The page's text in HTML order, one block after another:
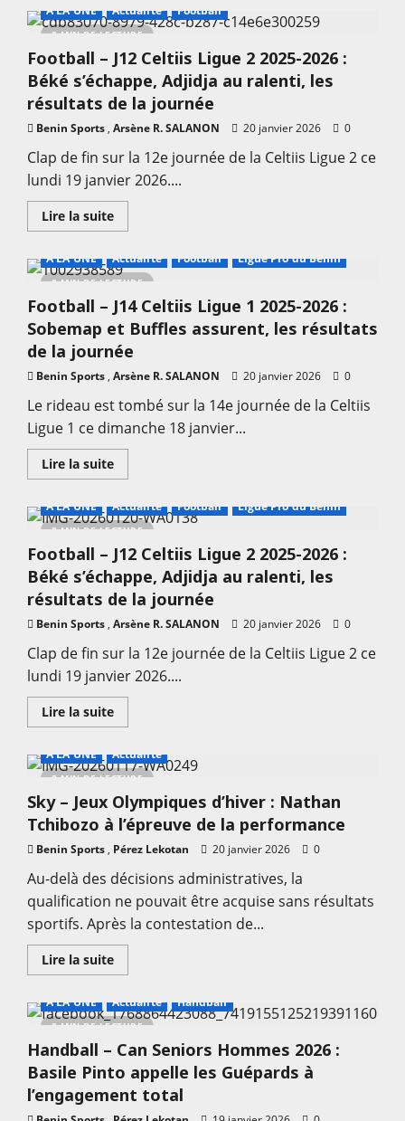
Basketball
–
:
Arnaud
Dègla
de
retour;
toutes
les
des
membres
des
fédérales
et
des
–
Saison
2026
2 MIN DE LECTURE
A LA UNE Actualité Football
Football – J12 Celtiis Ligue 2 2025-2026 :
Béké s’échappe, Adjidja au ralenti, les
résultats de la journée
Benin Sports , Arsène R. SALANON 20 janvier 2026 0
Clap de fin sur la 12e journée de la Celtiis Ligue 2 ce
lundi 19 janvier 2026....
Lire la suiteEn
savoir
Football
–
Celtiis
Ligue
2
2025-
2026
Béké
Adjidja
ralenti,
résultats
de
la
2 MIN DE LECTURE
A LA UNE Actualité Football Ligue Pro du Bénin
Football – J14 Celtiis Ligue 1 2025-2026 :
Sobemap et Buffles assurent, les résultats
de la journée
Benin Sports , Arsène R. SALANON 20 janvier 2026 0
Le rideau est tombé sur la 14e journée de la Celtiis
Ligue 1 ce dimanche 18 janvier...
Lire la suiteEn
savoir
Football
–
Celtiis
Ligue
1
2025-
2026
Sobemap
Buffles
les
de
la
journée
2 MIN DE LECTURE
A LA UNE Actualité Football Ligue Pro du Bénin
Football – J12 Celtiis Ligue 2 2025-2026 :
Béké s’échappe, Adjidja au ralenti, les
résultats de la journée
Benin Sports , Arsène R. SALANON 20 janvier 2026 0
Clap de fin sur la 12e journée de la Celtiis Ligue 2 ce
lundi 19 janvier 2026....
Lire la suiteEn
savoir
Football
–
Celtiis
Ligue
2025-
2026
Béké
s’échappe,
Adjidja
au
ralenti,
résultats
de
la
2 MIN DE LECTURE
A LA UNE Actualité
Sky – Jeux Olympiques d’hiver : Nathan
Tchibozo à l’épreuve de la performance
Benin Sports , Pérez Lekotan 20 janvier 2026 0
Au-delà des décisions administratives, la
qualification ne pouvait être acquise sans résultats
sportifs. Après la contestation de...
Lire la suiteEn
savoir
Sky
–
Olympiques
d’hiver
:
Nathan
Tchibozo
2 MIN DE LECTURE
A LA UNE Actualité Handball
Handball – Can Seniors Hommes 2026 :
Basile Pinto appelle les Guépards à
l’engagement total